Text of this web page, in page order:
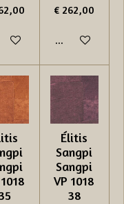
€ 262,00
In
Élitis
Sangpi
Sangpi
VP 1018
38